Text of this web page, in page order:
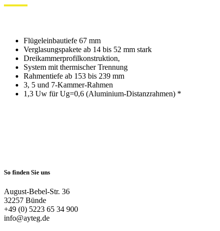
Flügeleinbautiefe 67 mm
Verglasungspakete ab 14 bis 52 mm stark
Dreikammerprofilkonstruktion,
System mit thermischer Trennung
Rahmentiefe ab 153 bis 239 mm
3, 5 und 7-Kammer-Rahmen
1,3 Uw für Ug=0,6 (Aluminium-Distanzrahmen) *
So finden Sie uns
August-Bebel-Str. 36
32257 Bünde
+49 (0) 5223 65 34 900
info@ayteg.de